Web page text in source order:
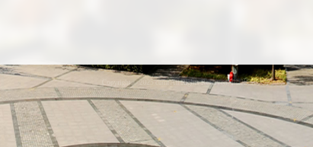
Copyright © 2025 cumt All Rights Reserved 中国矿业大学